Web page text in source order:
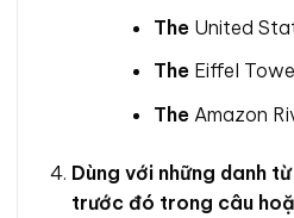
TheUnited
TheEiffel
TheAmazon
Dùng với những danh
trước đó trong câu